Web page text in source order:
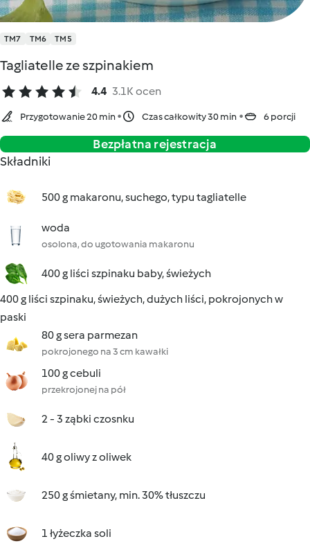
TM7 TM6 TM5
Tagliatelle ze szpinakiem
4.4 3.1K ocen
Przygotowanie 20 min Czas całkowity 30 min 6 porcji
Bezpłatna rejestracja
Składniki
500 g makaronu, suchego, typu tagliatelle
woda
osolona, do ugotowania makaronu
400 g liści szpinaku baby, świeżych
400 g liści szpinaku, świeżych, dużych liści, pokrojonych w
paski
80 g sera parmezan
pokrojonego na 3 cm kawałki
100 g cebuli
przekrojonej na pół
2 - 3 ząbki czosnku
40 g oliwy z oliwek
250 g śmietany, min. 30% tłuszczu
1 łyżeczka soli